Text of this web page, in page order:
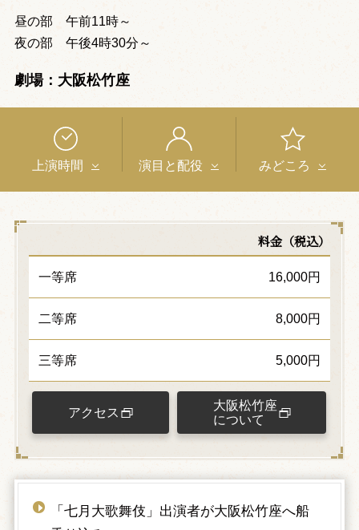
昼の部 午前11時～
夜の部 午後4時30分～
劇場：大阪松竹座
上演時間 演目と配役 みどころ
料金（税込）
一等席 16,000円
二等席 8,000円
三等席 5,000円
アクセス
大阪松竹座
について
「七月大歌舞伎」出演者が大阪松竹座へ船